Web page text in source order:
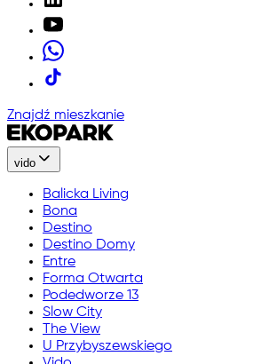
Znajdź mieszkanie
vido
Balicka Living
Bona
Destino
Destino Domy
Entre
Forma Otwarta
Podedworze 13
Slow City
The View
U Przybyszewskiego